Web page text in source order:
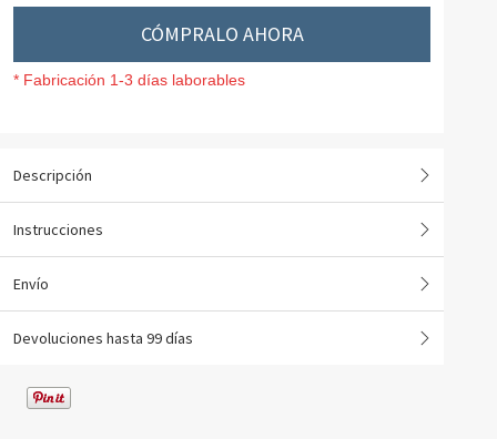
CÓMPRALO AHORA
* Fabricación 1-3 días laborables
Descripción
Instrucciones
Envío
Devoluciones hasta 99 días